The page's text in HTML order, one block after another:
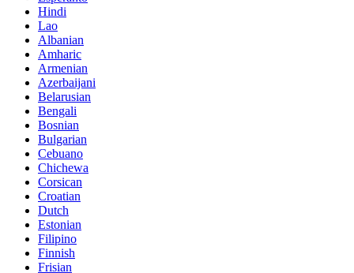
Hindi
Lao
Albanian
Amharic
Armenian
Azerbaijani
Belarusian
Bengali
Bosnian
Bulgarian
Cebuano
Chichewa
Corsican
Croatian
Dutch
Estonian
Filipino
Finnish
Frisian